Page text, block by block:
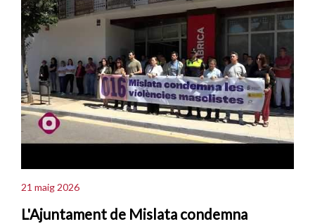
21 maig 2026
L'Ajuntament de Mislata condemna